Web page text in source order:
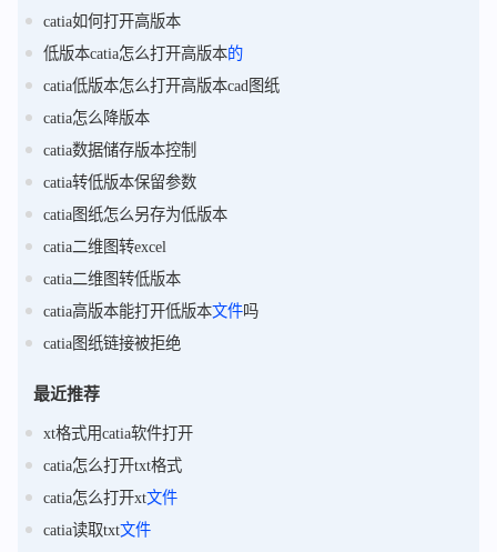
catia如何打开高版本
低版本catia怎么打开高版本的
catia低版本怎么打开高版本cad图纸
catia怎么降版本
catia数据储存版本控制
catia转低版本保留参数
catia图纸怎么另存为低版本
catia二维图转excel
catia二维图转低版本
catia高版本能打开低版本文件吗
catia图纸链接被拒绝
最近推荐
xt格式用catia软件打开
catia怎么打开txt格式
catia怎么打开xt文件
catia读取txt文件